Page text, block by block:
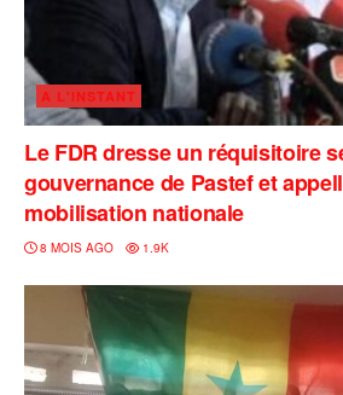
A L'INSTANT
Le FDR dresse un réquisitoire
gouvernance de Pastef et
mobilisation nationale
8 MOIS AGO 1.9K